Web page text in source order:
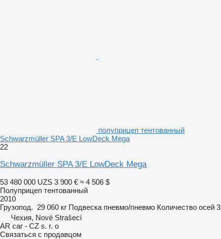
полуприцеп тентованный
Schwarzmüller SPA 3/E LowDeck Mega
22
Schwarzmüller SPA 3/E LowDeck Mega
53 480 000 UZS 3 900 € ≈ 4 506 $
Полуприцеп тентованный
2010
Грузопод. 29 060 кг Подвеска пневмо/пневмо Количество осей 3
Чехия, Nové Strašecí
AR car - CZ s. r. o
Связаться с продавцом